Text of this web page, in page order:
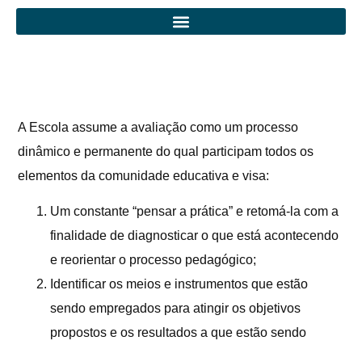
A Escola assume a avaliação como um processo
dinâmico e permanente do qual participam todos os
elementos da comunidade educativa e visa:
Um constante “pensar a prática” e retomá-la com a
finalidade de diagnosticar o que está acontecendo
e reorientar o processo pedagógico;
Identificar os meios e instrumentos que estão
sendo empregados para atingir os objetivos
propostos e os resultados a que estão sendo